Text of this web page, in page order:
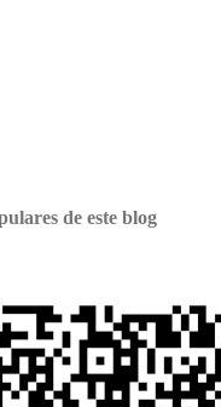
de este blog